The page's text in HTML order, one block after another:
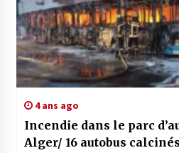
4 ans ago
Incendie dans le parc